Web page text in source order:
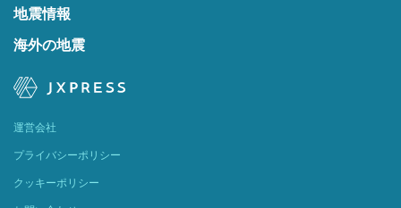
地震情報
海外の地震
運営会社
プライバシーポリシー
クッキーポリシー